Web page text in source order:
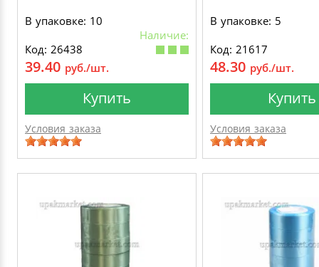
В упаковке: 10
Наличие:
Код: 26438
39.40 руб./шт.
Купить
Условия заказа
В упаковке: 5
Код: 21617
48.30 руб./шт.
Купить
Условия заказа